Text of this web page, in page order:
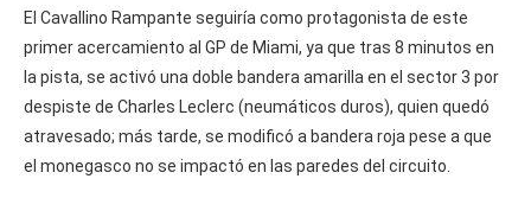
El Cavallino Rampante seguiría como protagonista de este
primer acercamiento al GP de Miami, ya que tras 8 minutos en
la pista, se activó una doble bandera amarilla en el sector 3 por
despiste de Charles Leclerc (neumáticos duros), quien quedó
atravesado; más tarde, se modificó a bandera roja pese a que
el monegasco no se impactó en las paredes del circuito.